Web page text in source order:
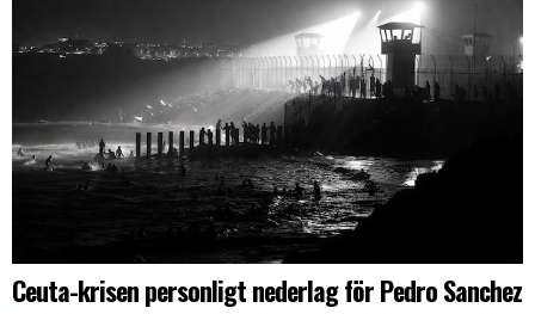
Ceuta-krisen personligt nederlag för Pedro Sanchez